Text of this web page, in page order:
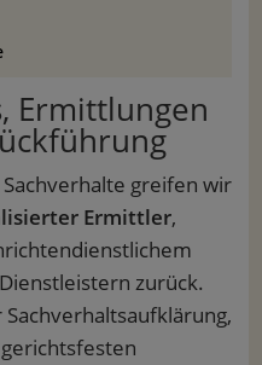
Ermittlungen
greifen wir
Ermittler,
zurück.